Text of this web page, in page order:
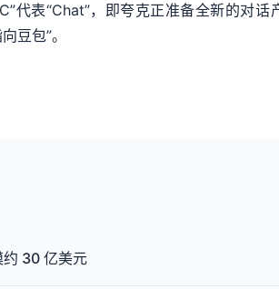
代表“Chat”，即夸克正准备全新的对
豆包”。
30 亿美元